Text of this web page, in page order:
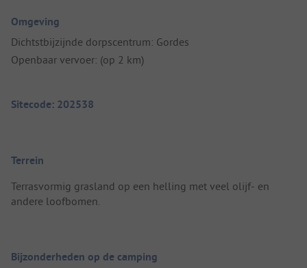
Omgeving
Dichtstbijzijnde dorpscentrum: Gordes
Openbaar vervoer: (op 2 km)
Sitecode: 202538
Terrein
Terrasvormig grasland op een helling met veel olijf- en
andere loofbomen.
Bijzonderheden op de camping